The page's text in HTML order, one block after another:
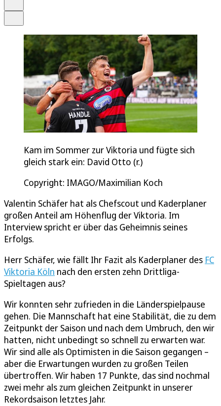
Kam im Sommer zur Viktoria und fügte sich
gleich stark ein: David Otto (r.)
Copyright: IMAGO/Maximilian Koch
Valentin Schäfer hat als Chefscout und Kaderplaner
großen Anteil am Höhenflug der Viktoria. Im
Interview spricht er über das Geheimnis seines
Erfolgs.
Herr Schäfer, wie fällt Ihr Fazit als Kaderplaner des FC
Viktoria Köln nach den ersten zehn Drittliga-
Spieltagen aus?
Wir konnten sehr zufrieden in die Länderspielpause
gehen. Die Mannschaft hat eine Stabilität, die zu dem
Zeitpunkt der Saison und nach dem Umbruch, den wir
hatten, nicht unbedingt so schnell zu erwarten war.
Wir sind alle als Optimisten in die Saison gegangen –
aber die Erwartungen wurden zu großen Teilen
übertroffen. Wir haben 17 Punkte, das sind nochmal
zwei mehr als zum gleichen Zeitpunkt in unserer
Rekordsaison letztes Jahr.